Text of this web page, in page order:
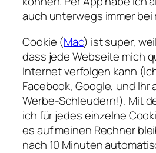
auch unterwegs immer bei
Cookie (Mac) ist super,
dass jede Webseite mich
Internet verfolgen kann
Facebook, Google, und Ihr
Werbe-Schleudern!). Mit
ich für jedes einzelne
es auf meinen Rechner
nach 10 Minuten